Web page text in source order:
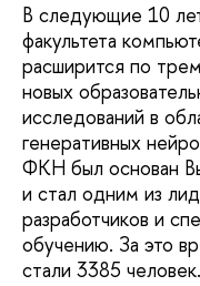
В следующие 10
факультета
расширится по
новых
исследований в
генеративных
ФКН был основан
и стал одним из
разработчиков и
обучению. За это
стали 3385 человек.